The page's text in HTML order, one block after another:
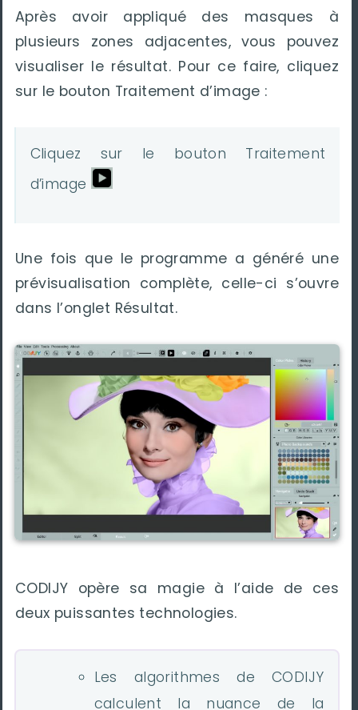
Après avoir appliqué des masques à
plusieurs zones adjacentes, vous pouvez
visualiser le résultat. Pour ce faire, cliquez
sur le bouton Traitement d’image :
Cliquez sur le bouton Traitement
d’image
Une fois que le programme a généré une
prévisualisation complète, celle-ci s’ouvre
dans l’onglet Résultat.
CODIJY opère sa magie à l’aide de ces
deux puissantes technologies.
Les algorithmes de CODIJY
calculent la nuance de la